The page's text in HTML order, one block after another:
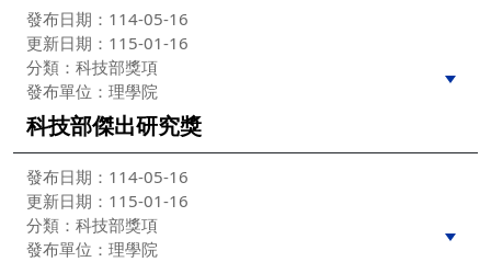
發布日期：114-05-16
更新日期：115-01-16
分類：科技部獎項
發布單位：理學院
科技部傑出研究獎
發布日期：114-05-16
更新日期：115-01-16
分類：科技部獎項
發布單位：理學院